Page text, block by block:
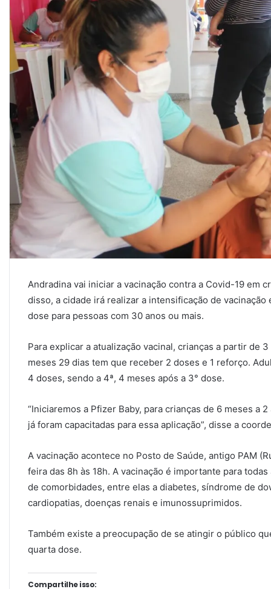
Andradina vai iniciar a vacinação contra a Covid-19 em
disso, a cidade irá realizar a intensificação de
dose para pessoas com 30 anos ou mais.
Para explicar a atualização vacinal, crianças a partir de
meses 29 dias tem que receber 2 doses e 1 reforço.
4 doses, sendo a 4ª, 4 meses após a 3° dose.
“Iniciaremos a Pfizer Baby, para crianças de 6 meses a
já foram capacitadas para essa aplicação”, disse a
A vacinação acontece no Posto de Saúde, antigo PAM
feira das 8h às 18h. A vacinação é importante para
de comorbidades, entre elas a diabetes, síndrome de
cardiopatias, doenças renais e imunossuprimidos.
Também existe a preocupação de se atingir o público
quarta dose.
Compartilhe isso: